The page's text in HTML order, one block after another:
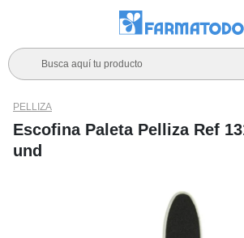
Busca aquí tu producto
PELLIZA
Escofina Paleta Pelliza Ref
und